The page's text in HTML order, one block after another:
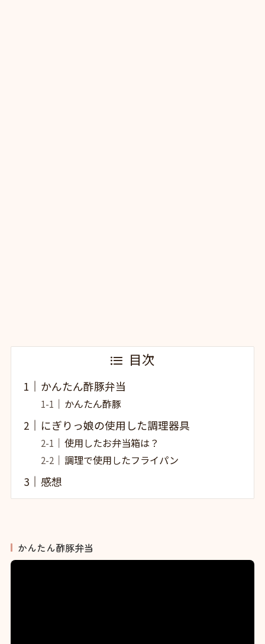
目次
かんたん酢豚弁当
かんたん酢豚
にぎりっ娘の使用した調理器具
使用したお弁当箱は？
調理で使用したフライパン
感想
かんたん酢豚弁当